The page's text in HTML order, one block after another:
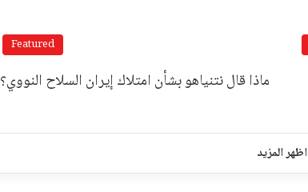
Featured
ماذا قال نتنياهو بشأن امتلاك إيران السلاح النووي؟
اظهر المزيد